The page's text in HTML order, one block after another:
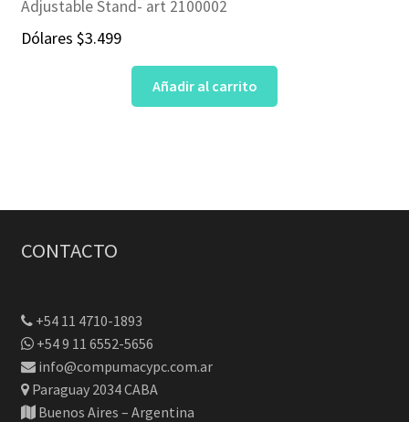
Adjustable Stand- art 2100002
Dólares $3.499
Añadir al carrito
CONTACTO
+54 11 4710-1893
+54 9 11 6552-5656
info@compumacypc.com.ar
Paraguay 2034 CABA
Buenos Aires – Argentina